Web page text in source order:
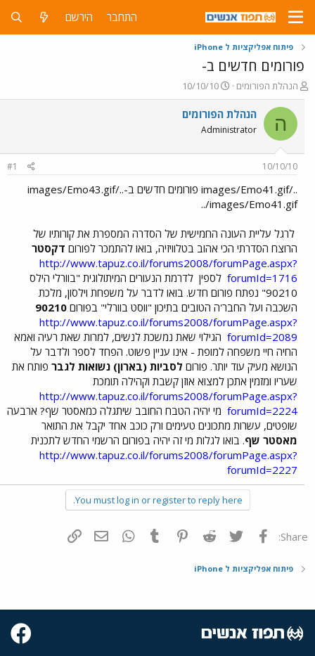
התחבר הירשם
פיתוח אפליקציות ל iPhone
פורומים חדשים ב-
פ
ו
ת
ח
ה
ו
ש
הנהלת הפורומים
פ
ו
ר
ם
ר
י
ך
10/10/10
ה הנהלת הפורומים
Administrator
10/10/10
#1
../images/Emo41.gif פורומים חדשים ב-../images/Emo43.gif
../images/Emo41.gif
לרגל עליית העונה החמישית של הסדרה המספרת את קורותיו של
הרוצח הסדרתי הכי אהוב בטלוויזיה, בואו להתמכר לפורום דקסטר
http://www.tapuz.co.il/forums2008/forumPage.aspx?
forumId=1716 לספין לדרמת הנעורים המיתולוגית "בוורלי הילס
90210" נפתח פורום חדש. בואו לדבר על משפחת וילסון, מלכת
השכבה ועל החבר'ה הטובים בתיכון "ווסט בוורלי" בפורום 90210
http://www.tapuz.co.il/forums2008/forumPage.aspx?
forumId=2089 הגילוי שאת נמשכת לנשים, למרות שאת רעיה ואמא
החיה חיי משפחה למופת - אינו עניין פשוט. הפחד לספר ולדבר על
הנושא מעיק עוד יותר. פורום לסביות (בארון) נשואות לגבר פותח את
שעריו ומזמין אתכן למצוא אוזן קשבת וקהילה תומכת
http://www.tapuz.co.il/forums2008/forumPage.aspx?
forumId=2224 מי יהיה הטבח החובב שיתגלה כמאסטר שף? ארבעה
שופטים, עשרות מתכונים טעימים ורק כוכב אחד יקבל את התואר
מאסטר שף. בואו לגלות מי זה יהיה בפורום הרשמי החדש לתכנית
http://www.tapuz.co.il/forums2008/forumPage.aspx?
forumId=2227
You must log in or register to reply here.
Share: פייסבוק Twitter
Reddit
Pinterest
Tumblr
WhatsAppדואר אלקטרוני
פיתוח אפליקציות ל iPhone